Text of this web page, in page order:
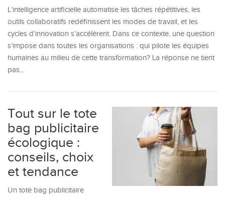
L’intelligence artificielle automatise les tâches répétitives, les
outils collaboratifs redéfinissent les modes de travail, et les
cycles d’innovation s’accélèrent. Dans ce contexte, une question
s’impose dans toutes les organisations : qui pilote les équipes
humaines au milieu de cette transformation? La réponse ne tient
pas…
Tout sur le tote
bag publicitaire
écologique :
conseils, choix
et tendance
Un tote bag publicitaire